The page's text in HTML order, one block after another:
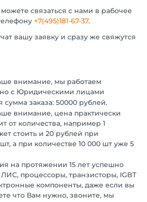
связаться с нами в рабочее
+7(495)181-67-37.
вашу заявку и сразу же свяжутся
внимание, мы работаем
с Юридическими лицами
заказа: 50000 рублей.
внимание, цена практически
от количества, например 1
стоить и 20 рублей при
а при количестве 10 000 шт уже 5
на протяжении 15 лет успешно
процессоры, транзисторы, IGBT
компоненты, даже если вы
что Вам нужно, звоните, мы